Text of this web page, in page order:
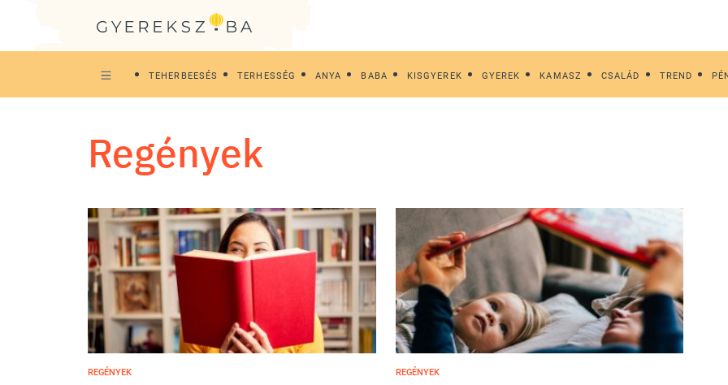
TEHERBEESÉS TERHESSÉG ANYA BABA KISGYEREK GYEREK KAMASZ CSALÁD TREND
regények
REGÉNYEK REGÉNYEK